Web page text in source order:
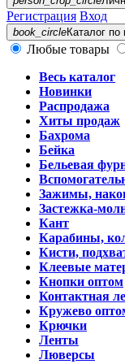
Регистрация Вход
book_circleКаталог по
Любые товары
Весь каталог
Новинки
Распродажа
Хиты продаж
Бахрома
Бейка
Бельевая
Зажимы,
Застежка-
Кант
Карабины,
Кисти,
Клеевые
Кнопки оптом
Контактная
Кружево
Крючки
Ленты
Люверсы